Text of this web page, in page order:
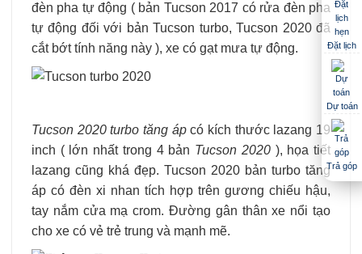
đèn pha tự động ( bản Tucson 2017 có rửa đèn pha
tự động đối với bản Tucson turbo, Tucson 2020 đã
cắt bớt tính năng này ), xe có gạt mưa tự động.
Tucson 2020 turbo tăng ápcó kích thước lazang 19
inch ( lớn nhất trong 4 bản Tucson 2020 ), họa tiết
lazang cũng khá đẹp. Tucson 2020 bản turbo tăng
áp có đèn xi nhan tích hợp trên gương chiếu hậu,
tay nắm cửa mạ crom. Đường gân thân xe nổi tạo
cho xe có vẻ trẻ trung và mạnh mẽ.
Đặt lịch
Dự toán
Trả góp